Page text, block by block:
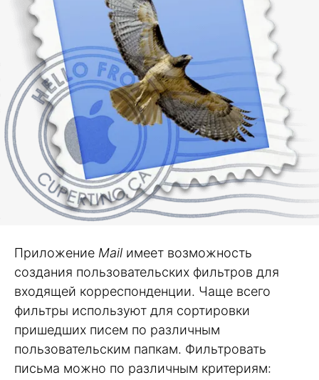
Приложение Mail имеет возможность
создания пользовательских фильтров для
входящей корреспонденции. Чаще всего
фильтры используют для сортировки
пришедших писем по различным
пользовательским папкам. Фильтровать
письма можно по различным критериям: